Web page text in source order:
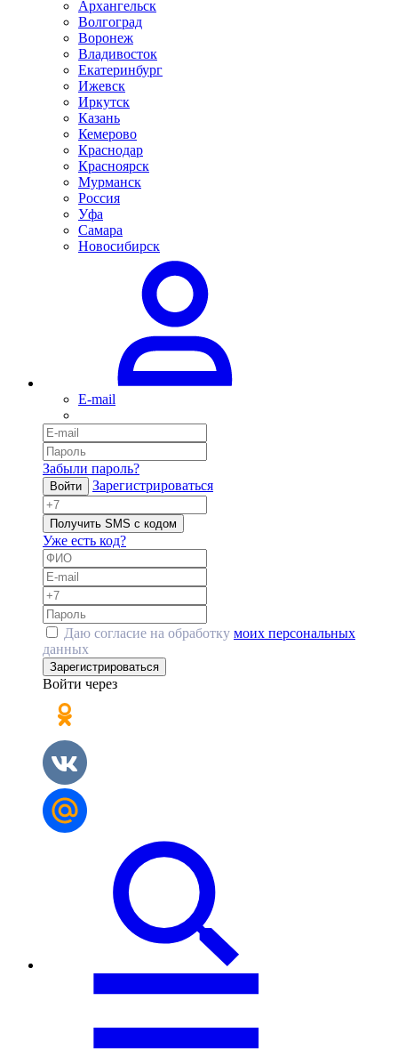
Архангельск
Волгоград
Воронеж
Владивосток
Екатеринбург
Ижевск
Иркутск
Казань
Кемерово
Краснодар
Красноярск
Мурманск
Россия
Уфа
Самара
Новосибирск
E-mail
Забыли пароль?
Войти Зарегистрироваться
Получить SMS с кодом
Уже есть код?
Даю согласие на обработку моих персональных
данных
Зарегистрироваться
Войти через